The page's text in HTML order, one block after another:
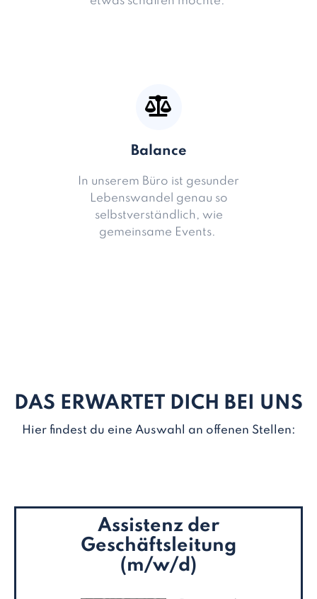
Balance
In unserem Büro ist gesunder
Lebenswandel genau so
selbstverständlich, wie
gemeinsame Events.
DAS ERWARTET DICH BEI UNS
Hier findest du eine Auswahl an offenen Stellen:
Assistenz der
Geschäftsleitung
(m/w/d)